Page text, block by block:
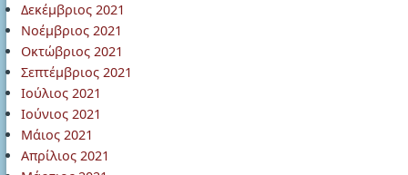
Δεκέμβριος 2021
Νοέμβριος 2021
Οκτώβριος 2021
Σεπτέμβριος 2021
Ιούλιος 2021
Ιούνιος 2021
Μάιος 2021
Απρίλιος 2021